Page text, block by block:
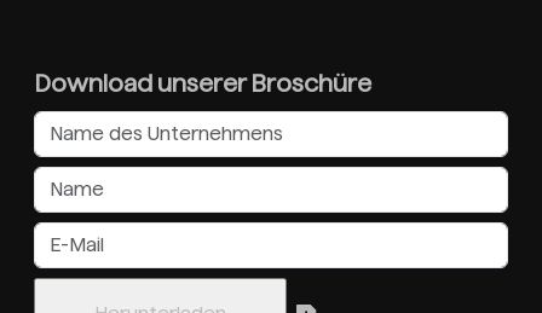
Download unserer Broschüre